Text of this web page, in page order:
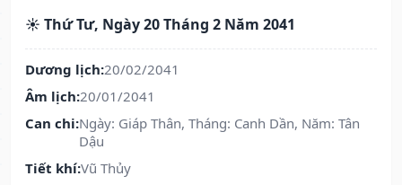
☀️ Thứ Tư, Ngày 20 Tháng 2 Năm 2041
Dương lịch:20/02/2041
Âm lịch:20/01/2041
Can chi:Ngày: Giáp Thân, Tháng: Canh Dần, Năm: Tân
Dậu
Tiết khí:Vũ Thủy